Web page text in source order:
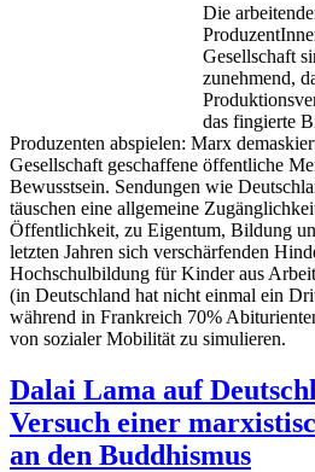
Die
Gesellschaft
zunehmend,
das fingierte
Produzenten abspielen: Marx
Gesellschaft geschaffene öffentliche
Bewusstsein. Sendungen wie
täuschen eine allgemeine
Öffentlichkeit, zu Eigentum, Bildung
letzten Jahren sich verschärfenden
Hochschulbildung für Kinder aus
(in Deutschland hat nicht einmal ein
während in Frankreich 70%
von sozialer Mobilität zu simulieren.
Dalai Lama auf
Versuch einer
an den Buddhismus